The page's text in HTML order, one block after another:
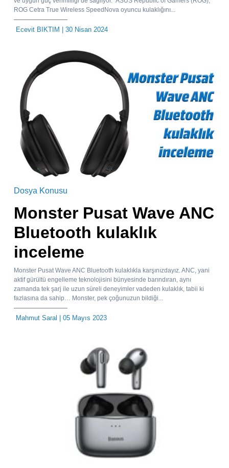
ROG Cetra True Wireless SpeedNova oyuncu kulaklığını...
Ecevit BIKTIM | 30 Nisan 2024
Dosya Konusu
Monster Pusat Wave ANC
Bluetooth kulaklık
inceleme
Monster Pusat Wave ANC Bluetooth kulaklıkla karşınızdayız. ANC, yani
aktif gürültü engelleme teknolojisini bünyesinde barındıran, aynı
zamanda tek şarj ile uzun süreli deneyimler vadeden kulaklık, tabii ki
fazlasına da sahip… Monster, pek çoğunuzun bildiği...
Mahmut Saral | 05 Mayıs 2023